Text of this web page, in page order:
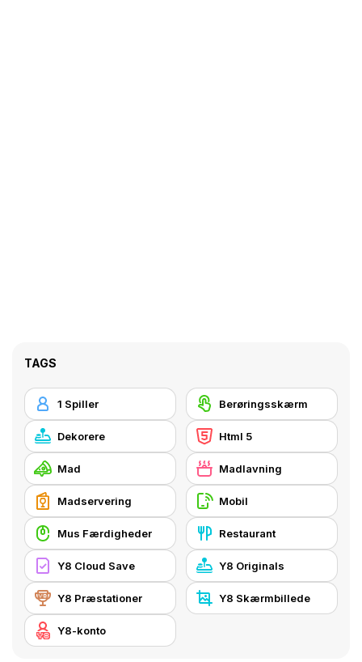
TAGS
1 Spiller Berøringsskærm
Dekorere Html 5
Mad Madlavning
Madservering Mobil
Mus Færdigheder Restaurant
Y8 Cloud Save Y8 Originals
Y8 Præstationer Y8 Skærmbillede
Y8-konto